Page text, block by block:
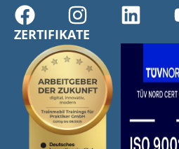
ZERTIFIKATE